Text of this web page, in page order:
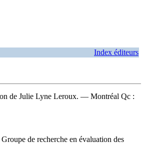
Index éditeurs
de Julie Lyne Leroux. — Montréal Qc :
de recherche en évaluation des